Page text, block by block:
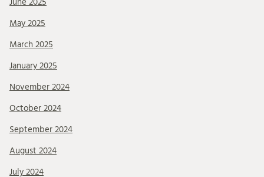
June 2025
May 2025
March 2025
January 2025
November 2024
October 2024
September 2024
August 2024
July 2024